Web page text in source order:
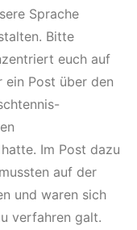
Sprache
Bitte
euch auf
ein Post über den
Im Post dazu
auf der
und waren sich
verfahren galt.